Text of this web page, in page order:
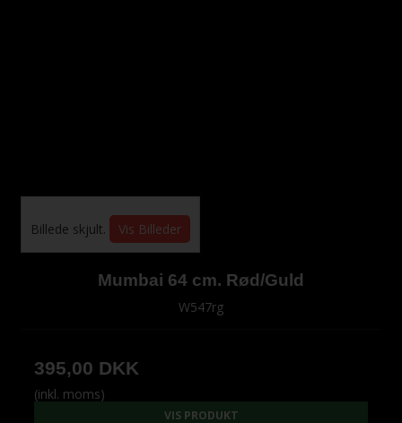
Billede skjult. Vis Billeder
Mumbai 64 cm. Rød/Guld
W547rg
395,00 DKK
(inkl. moms)
VIS PRODUKT